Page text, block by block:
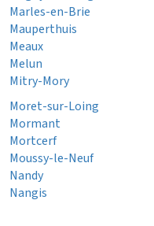
Marles-en-Brie
Mauperthuis
Meaux
Melun
Mitry-Mory
Moret-sur-Loing
Mormant
Mortcerf
Moussy-le-Neuf
Nandy
Nangis